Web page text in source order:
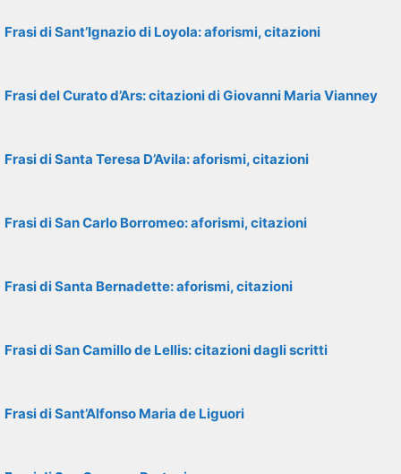
Frasi di Sant’Ignazio di Loyola: aforismi, citazioni
Frasi del Curato d’Ars: citazioni di Giovanni Maria Vianney
Frasi di Santa Teresa D’Avila: aforismi, citazioni
Frasi di San Carlo Borromeo: aforismi, citazioni
Frasi di Santa Bernadette: aforismi, citazioni
Frasi di San Camillo de Lellis: citazioni dagli scritti
Frasi di Sant’Alfonso Maria de Liguori